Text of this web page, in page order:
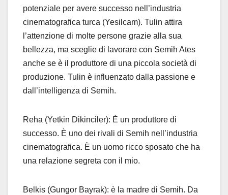
potenziale per avere successo nell’industria
cinematografica turca (Yesilcam). Tulin attira
l’attenzione di molte persone grazie alla sua
bellezza, ma sceglie di lavorare con Semih Ates
anche se è il produttore di una piccola società di
produzione. Tulin è influenzato dalla passione e
dall’intelligenza di Semih.
Reha (Yetkin Dikinciler): È un produttore di
successo. È uno dei rivali di Semih nell’industria
cinematografica. È un uomo ricco sposato che ha
una relazione segreta con il mio.
Belkis (Gungor Bayrak): è la madre di Semih. Da